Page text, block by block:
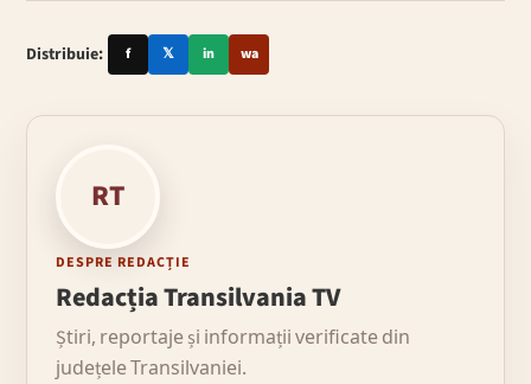
Distribuie: f 𝕏 in wa
RT
DESPRE REDACȚIE
Redacția Transilvania TV
Știri, reportaje și informații verificate din
județele Transilvaniei.